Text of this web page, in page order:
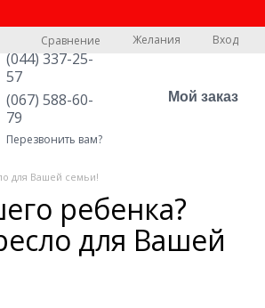
Сравнение Желания Вход
(044) 337-25-
57
(067) 588-60-
79
Перезвонить вам?
Мой заказ
для Вашей семьи!
ребенка?
для Вашей